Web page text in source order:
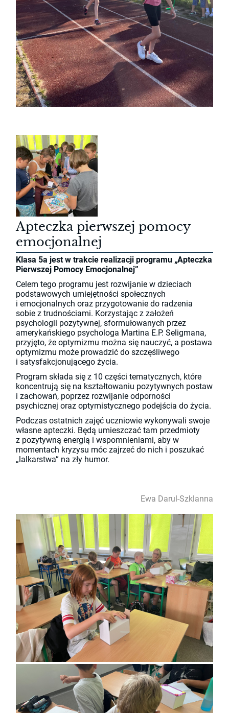
Apteczka pierwszej pomocy
emocjonalnej
Klasa 5a jest w trakcie realizacji programu „Apteczka
Pierwszej Pomocy Emocjonalnej”
Celem tego programu jest rozwijanie w dzieciach
podstawowych umiejętności społecznych
i emocjonalnych oraz przygotowanie do radzenia
sobie z trudnościami. Korzystając z założeń
psychologii pozytywnej, sformułowanych przez
amerykańskiego psychologa Martina E.P. Seligmana,
przyjęto, że optymizmu można się nauczyć, a postawa
optymizmu może prowadzić do szczęśliwego
i satysfakcjonującego życia.
Program składa się z 10 części tematycznych, które
koncentrują się na kształtowaniu pozytywnych postaw
i zachowań, poprzez rozwijanie odporności
psychicznej oraz optymistycznego podejścia do życia.
Podczas ostatnich zajęć uczniowie wykonywali swoje
własne apteczki. Będą umieszczać tam przedmioty
z pozytywną energią i wspomnieniami, aby w
momentach kryzysu móc zajrzeć do nich i poszukać
„lalkarstwa” na zły humor.
Ewa Darul-Szklanna